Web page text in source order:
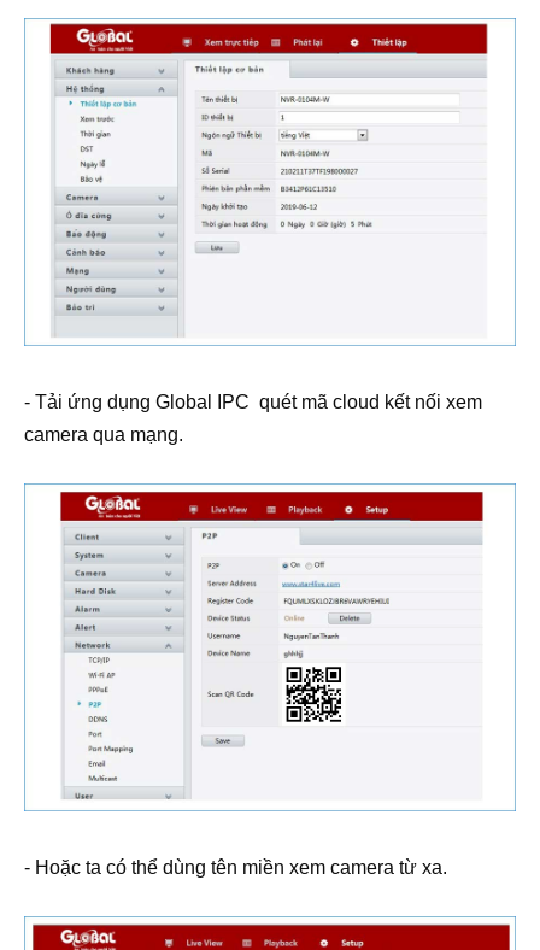
- Tải ứng dụng Global IPC quét mã cloud kết nối xem
camera qua mạng.
- Hoặc ta có thể dùng tên miền xem camera từ xa.